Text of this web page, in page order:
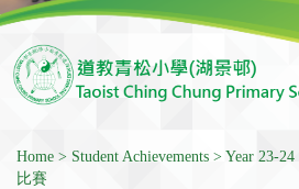
Home Student Achievements Year 23-24
比賽